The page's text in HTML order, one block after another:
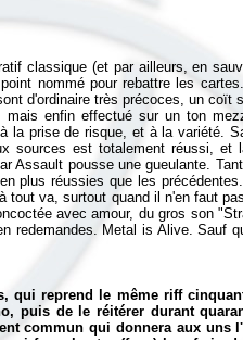
classique (et par ailleurs, en
nommé pour rebattre les
d'ordinaire très précoces, un coït
mais enfin effectué sur un ton
la prise de risque, et à la variété.
sources est totalement réussi, et
Assault pousse une gueulante.
plus réussies que les
tout va, surtout quand il n'en faut
avec amour, du gros son
redemandes. Metal is Alive. Sauf
qui reprend le même riff
puis de le réitérer durant
commun qui donnera aux uns